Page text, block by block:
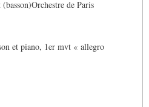
de Paris
et piano, 1er mvt « allegro